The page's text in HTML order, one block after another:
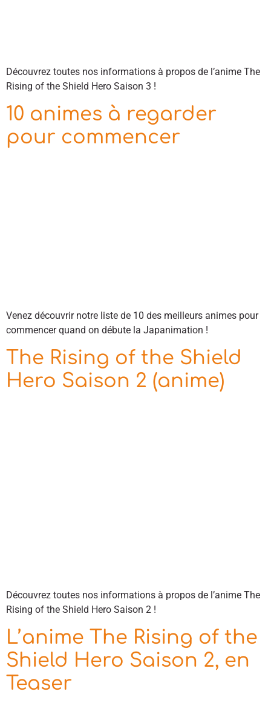
Découvrez toutes nos informations à propos de l’anime The
Rising of the Shield Hero Saison 3 !
10 animes à regarder
pour commencer
Venez découvrir notre liste de 10 des meilleurs animes pour
commencer quand on débute la Japanimation !
The Rising of the Shield
Hero Saison 2 (anime)
Découvrez toutes nos informations à propos de l’anime The
Rising of the Shield Hero Saison 2 !
L’anime The Rising of the
Shield Hero Saison 2, en
Teaser